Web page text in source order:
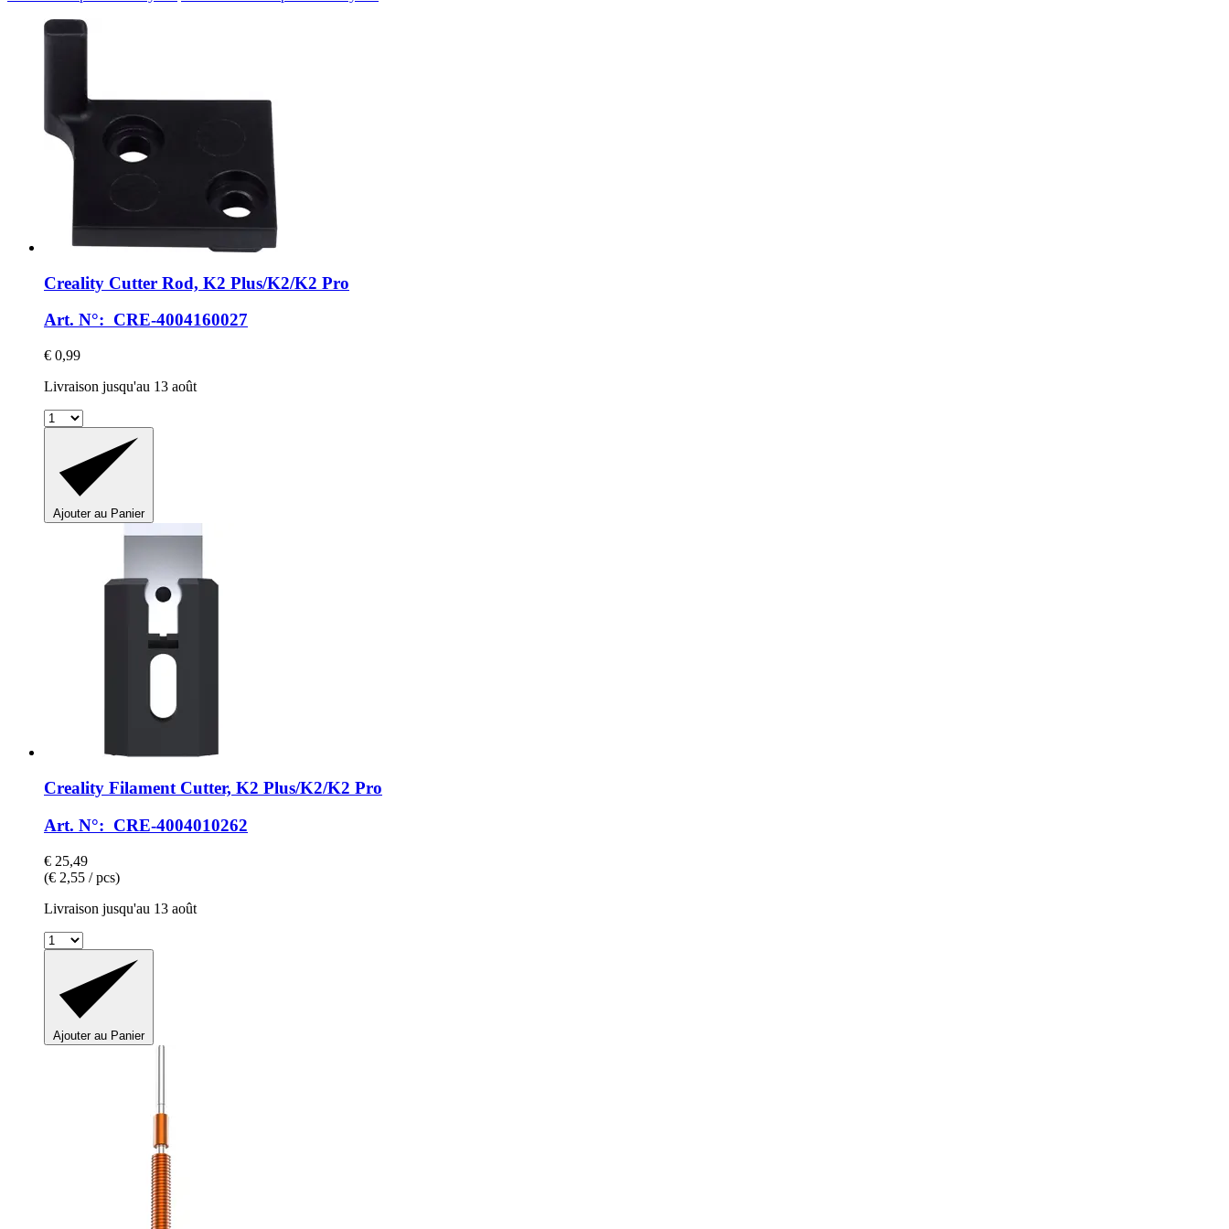
Creality Cutter Rod, K2 Plus/K2/K2 Pro
Art. N°: CRE-4004160027
€ 0,99
Livraison jusqu'au 13 août
Ajouter au Panier
Creality Filament Cutter, K2 Plus/K2/K2 Pro
Art. N°: CRE-4004010262
€ 25,49
(€ 2,55 / pcs)
Livraison jusqu'au 13 août
Ajouter au Panier